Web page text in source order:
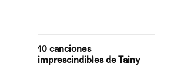
10 canciones
imprescindibles de Tainy